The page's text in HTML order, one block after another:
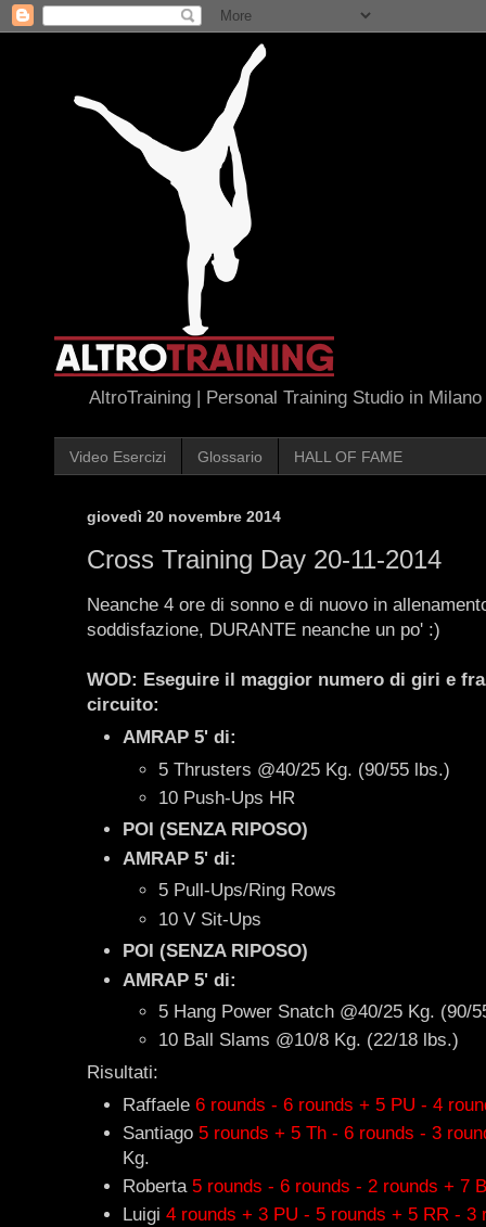
AltroTraining | Personal Training Studio in Milano
Video Esercizi Glossario HALL OF FAME
giovedì 20 novembre 2014
Cross Training Day 20-11-2014
Neanche 4 ore di sonno e di nuovo in
soddisfazione, DURANTE neanche un po' :)
WOD: Eseguire il maggior numero di giri e
circuito:
AMRAP 5' di:
5 Thrusters @40/25 Kg. (90/55 lbs.)
10 Push-Ups HR
POI (SENZA RIPOSO)
AMRAP 5' di:
5 Pull-Ups/Ring Rows
10 V Sit-Ups
POI (SENZA RIPOSO)
AMRAP 5' di:
5 Hang Power Snatch @40/25 Kg. (90/
10 Ball Slams @10/8 Kg. (22/18 lbs.)
Risultati:
Raffaele 6 rounds - 6 rounds + 5 PU - 4
Santiago 5 rounds + 5 Th - 6 rounds - 3
Kg.
Roberta 5 rounds - 6 rounds - 2 rounds + 7
Luigi 4 rounds + 3 PU - 5 rounds + 5 RR - 3